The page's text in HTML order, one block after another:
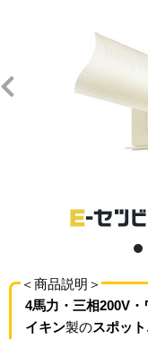
＜商品説明＞
4馬力・三相200V・
イキン製のスポッ